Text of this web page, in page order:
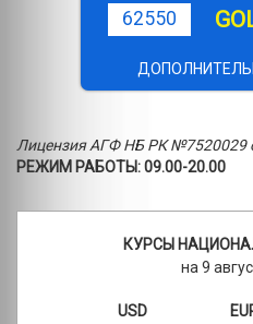
62550
Лицензия АГФ НБ РК №7520029
РЕЖИМ РАБОТЫ: 09.00-20.00
КУРСЫ
на 9
USD